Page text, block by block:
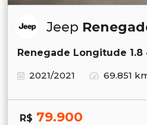
Jeep
Renegade Longitude 1.8
2021/2021
69.851
R$ 79.900